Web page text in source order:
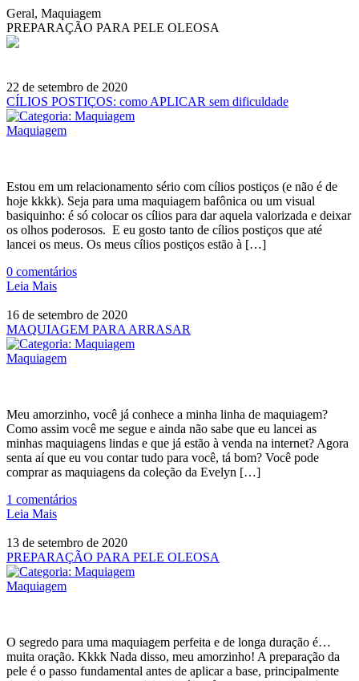
Geral, Maquiagem
PREPARAÇÃO PARA PELE OLEOSA
22 de setembro de 2020
CÍLIOS POSTIÇOS: como APLICAR sem dificuldade
Maquiagem
Estou em um relacionamento sério com cílios postiços (e não é de
hoje kkkk). Seja para uma maquiagem bafônica ou um visual
basiquinho: é só colocar os cílios para dar aquela valorizada e deixar
os olhos poderosos. E eu gosto tanto de cílios postiços que até
lancei os meus. Os meus cílios postiços estão à […]
0 comentários
Leia Mais
16 de setembro de 2020
MAQUIAGEM PARA ARRASAR
Maquiagem
Meu amorzinho, você já conhece a minha linha de maquiagem?
Como assim você me segue e ainda não sabe que eu lancei as
minhas maquiagens lindas e que já estão à venda na internet? Agora
senta aí que eu vou contar tudo para você, tá bom? Você pode
comprar as maquiagens da coleção da Evelyn […]
1 comentários
Leia Mais
13 de setembro de 2020
PREPARAÇÃO PARA PELE OLEOSA
Maquiagem
O segredo para uma maquiagem perfeita e de longa duração é…
muita oração. Kkkk Nada disso, meu amorzinho! A preparação da
pele é o passo fundamental antes de aplicar a base, principalmente